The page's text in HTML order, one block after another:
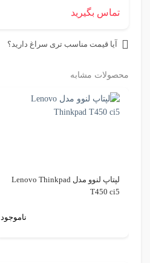
تماس بگیرید
آیا قیمت مناسب تری سراغ دارید؟
محصولات مشابه
لپتاپ لنوو مدل Lenovo Thinkpad
T450 ci5
ناموجود